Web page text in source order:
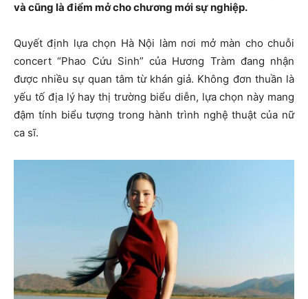
và cũng là điểm mở cho chương mới sự nghiệp.
Quyết định lựa chọn Hà Nội làm nơi mở màn cho chuỗi
concert “Phao Cứu Sinh” của Hương Tràm đang nhận
được nhiều sự quan tâm từ khán giả. Không đơn thuần là
yếu tố địa lý hay thị trường biểu diễn, lựa chọn này mang
đậm tính biểu tượng trong hành trình nghệ thuật của nữ
ca sĩ.